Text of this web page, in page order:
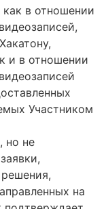
как в отношении
и в отношении
Участником
но не
на